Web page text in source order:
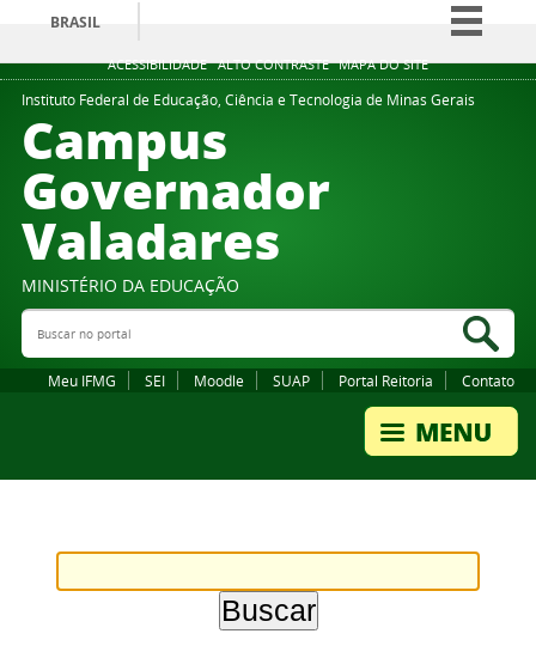
ACESSIBILIDADE ALTO CONTRASTE MAPA DO SITE
BRASIL
Simplifique!
Comunica BR
Instituto Federal de Educação, Ciência e Tecnologia de Minas Gerais
Campus
Governador
Valadares
MINISTÉRIO DA EDUCAÇÃO
Buscar no portal
Meu IFMG SEI Moodle SUAP Portal Reitoria Contato